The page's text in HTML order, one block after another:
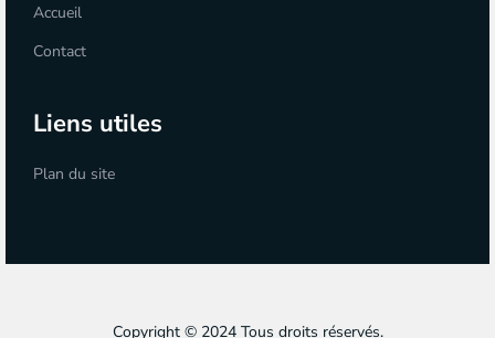
Accueil
Contact
Liens utiles
Plan du site
Copyright © 2024 Tous droits réservés.